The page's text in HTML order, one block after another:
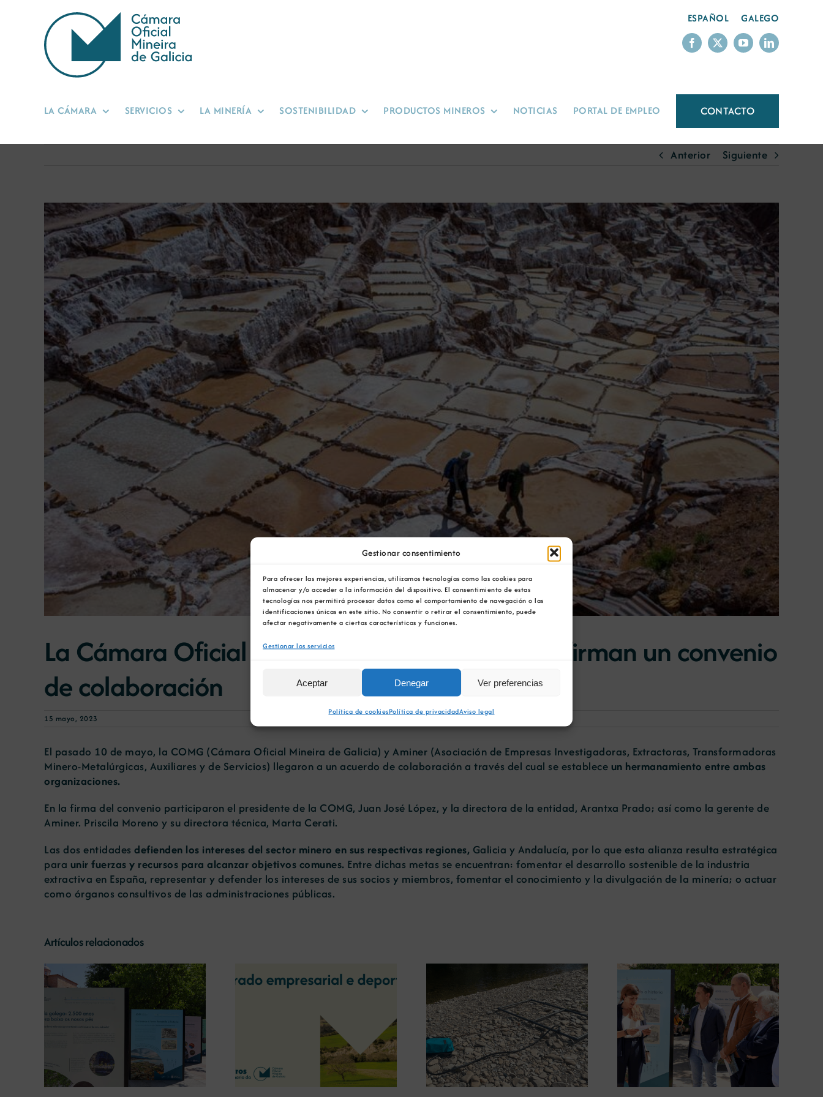
Gestionar consentimiento
Para ofrecer las mejores experiencias, utilizamos tecnologías como las cookies para
almacenar y/o acceder a la información del dispositivo. El consentimiento de estas
tecnologías nos permitirá procesar datos como el comportamiento de navegación o las
identificaciones únicas en este sitio. No consentir o retirar el consentimiento, puede
afectar negativamente a ciertas características y funciones.
Gestionar los servicios
Aceptar Denegar Ver preferencias
Política de cookiesPolítica de privacidadAviso legal
contenido
ESPAÑOL GALEGO
LA CÁMARA SERVICIOS LA MINERÍA SOSTENIBILIDAD PRODUCTOS MINEROS NOTICIAS PORTAL DE EMPLEO CONTACTO
Anterior Siguiente
Ver
imagen
más
grande
La Cámara Oficial Mineira de Galicia y Aminer firman un convenio
de colaboración
15 mayo, 2023
El pasado 10 de mayo, la COMG (Cámara Oficial Mineira de Galicia) y Aminer (Asociación de Empresas Investigadoras, Extractoras, Transformadoras
Minero-Metalúrgicas, Auxiliares y de Servicios) llegaron a un acuerdo de colaboración a través del cual se establece un hermanamiento entre ambas
organizaciones.
En la firma del convenio participaron el presidente de la COMG, Juan José López, y la directora de la entidad, Arantxa Prado; así como la gerente de
Aminer. Priscila Moreno y su directora técnica, Marta Cerati.
Las dos entidades defienden los intereses del sector minero en sus respectivas regiones, Galicia y Andalucía, por lo que esta alianza resulta estratégica
para unir fuerzas y recursos para alcanzar objetivos comunes. Entre dichas metas se encuentran: fomentar el desarrollo sostenible de la industria
extractiva en España, representar y defender los intereses de sus socios y miembros, fomentar el conocimiento y la divulgación de la minería; o actuar
como órganos consultivos de las administraciones públicas.
Artículos relacionados
La COMG reúne a dos
líderes empresarias con
motivo de su Centenario
para debatir sobre el futuro
del rural gallego
presentan las últimas
innovaciones en
restauración ambiental para
la minería gallega
La COMG inaugura en
Ourense la exposición
‘Tesouros da terra’
La COMG lleva a Vigo la
exposición ‘Tesouros da terra’